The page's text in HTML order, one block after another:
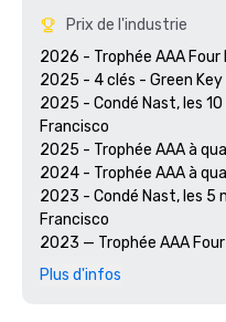
Prix de l'industrie
2026 - Trophée AAA Four
2025 - 4 clés - Green Key
2025 - Condé Nast, les
Francisco
2025 - Trophée AAA à
2024 - Trophée AAA à
2023 - Condé Nast, les 5
Francisco
2023 — Trophée AAA
2022 - Prix AAA Four
Plus d'infos